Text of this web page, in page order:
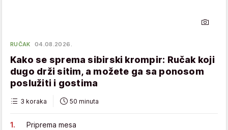
RUČAK 04.08.2026.
Kako se sprema sibirski krompir: Ručak koji
dugo drži sitim, a možete ga sa ponosom
poslužiti i gostima
3 koraka 50 minuta
Priprema mesa